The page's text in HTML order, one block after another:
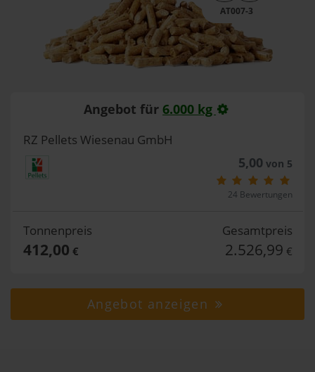
AT007-3
Angebot für 6.000 kg
RZ Pellets Wiesenau GmbH
5,00 von 5
24 Bewertungen
Tonnenpreis
412,00 €
Gesamtpreis
2.526,99 €
Angebot anzeigen